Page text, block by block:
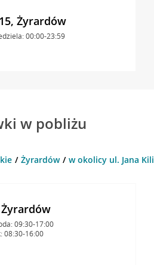
Żyrardów
00:00-23:59
w pobliżu
Żyrardów w okolicy ul. Jana
09:30-17:00
08:30-16:00